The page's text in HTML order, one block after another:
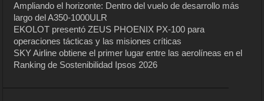
Ampliando el horizonte: Dentro del vuelo de desarrollo más
largo del A350-1000ULR
EKOLOT presentó ZEUS PHOENIX PX-100 para
operaciones tácticas y las misiones críticas
SKY Airline obtiene el primer lugar entre las aerolíneas en el
Ranking de Sostenibilidad Ipsos 2026